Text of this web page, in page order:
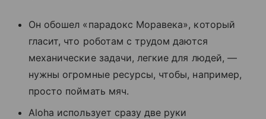
Он обошел «парадокс Моравека», который
гласит, что роботам с трудом даются
механические задачи, легкие для людей, —
нужны огромные ресурсы, чтобы, например,
просто поймать мяч.
Aloha использует сразу две руки